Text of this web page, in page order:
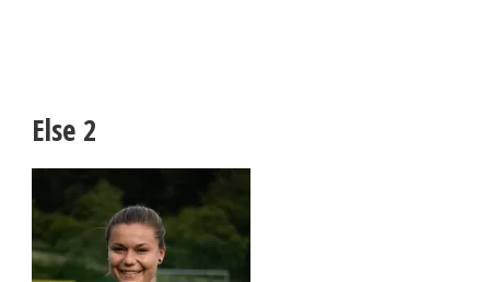
Else 2